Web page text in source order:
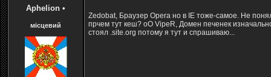
Арhelion •
місцевий
Zedobat, Браузер Opera но в IE тоже-самое. Не
прчем тут кеш? оО VipeR, Домен печенек
стоял .site.org потому я тут и спрашиваю...